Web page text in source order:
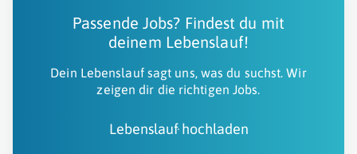
Passende Jobs? Findest du mit
deinem Lebenslauf!
Dein Lebenslauf sagt uns, was du suchst. Wir
zeigen dir die richtigen Jobs.
Lebenslauf hochladen